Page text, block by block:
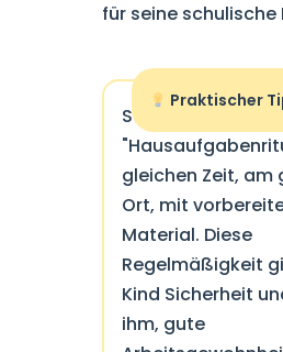
für seine schulische
Praktischer
Schaffen Sie ein
gleichen Zeit, am
Ort, mit
Material. Diese
Regelmäßigkeit
Kind Sicherheit
ihm, gute